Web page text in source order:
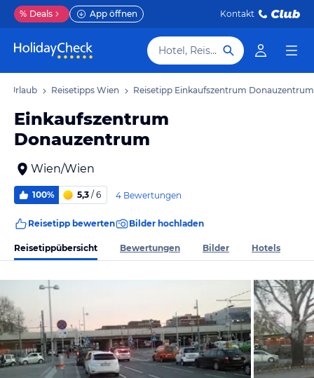
% Deals App öffnen Kontakt
Hotel, Reiseziel
Urlaub Reisetipps Wien Reisetipp Einkaufszentrum Donauzentrum
Einkaufszentrum
Donauzentrum
Wien/Wien
100% 5,3 / 6 4 Bewertungen
Reisetipp bewerten Bilder hochladen
Reisetippübersicht Bewertungen Bilder Hotels